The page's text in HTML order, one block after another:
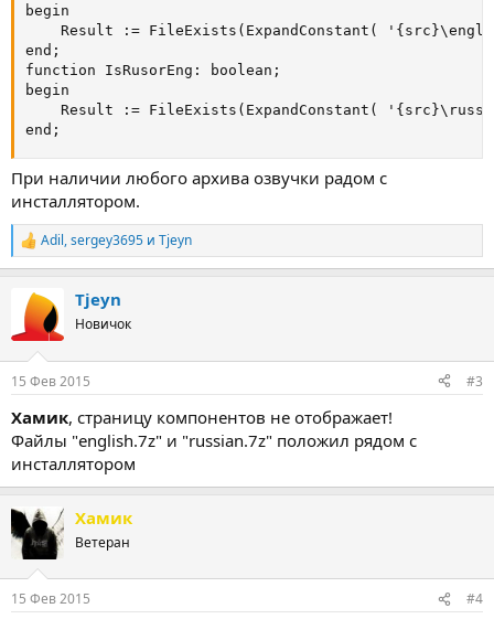
begin
Result := FileExists(ExpandConstant(
end;
function IsRusorEng: boolean;
begin
Result := FileExists(ExpandConstant(
end;
При наличии любого архива озвучки радом с
инсталлятором.
Р
е
ц
и
Adil,sergey3695 и Tjeyn
Tjeyn
Новичок
15 Фев 2015 #3
Хамик, страницу компонентов не отображает!
Файлы "english.7z" и "russian.7z" положил рядом с
инсталлятором
Хамик
Ветеран
15 Фев 2015 #4